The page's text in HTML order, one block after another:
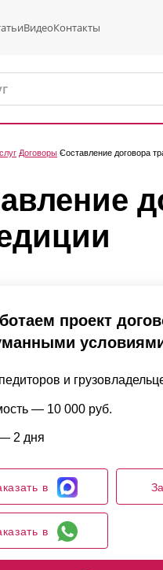
ВидеоКонтакты
Договоры Составление договора
проект
и
— 10 000 руб.
2 дня
в
в